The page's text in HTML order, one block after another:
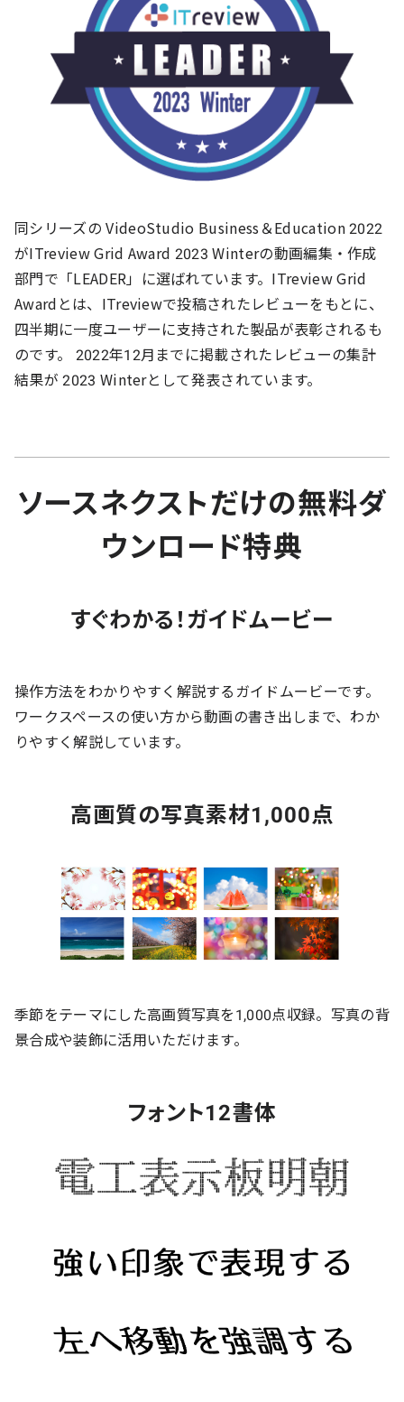
同シリーズの VideoStudio Business＆Education 2022
がITreview Grid Award 2023 Winterの動画編集・作成
部門で「LEADER」に選ばれています。ITreview Grid
Awardとは、ITreviewで投稿されたレビューをもとに、
四半期に一度ユーザーに支持された製品が表彰されるも
のです。 2022年12月までに掲載されたレビューの集計
結果が 2023 Winterとして発表されています。
ソースネクストだけの無料ダ
ウンロード特典
すぐわかる！ガイドムービー
操作方法をわかりやすく解説するガイドムービーです。
ワークスペースの使い方から動画の書き出しまで、わか
りやすく解説しています。
高画質の写真素材1,000点
季節をテーマにした高画質写真を1,000点収録。写真の背
景合成や装飾に活用いただけます。
フォント12書体